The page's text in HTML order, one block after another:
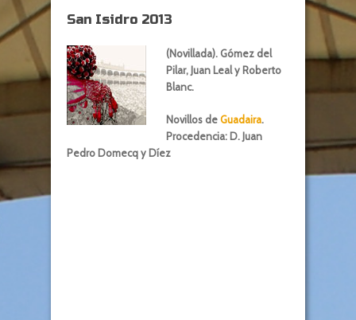
San Isidro 2013
(Novillada). Gómez del
Pilar, Juan Leal y Roberto
Blanc.
Novillos deGuadaira.
Procedencia: D. Juan
Pedro Domecq y Díez